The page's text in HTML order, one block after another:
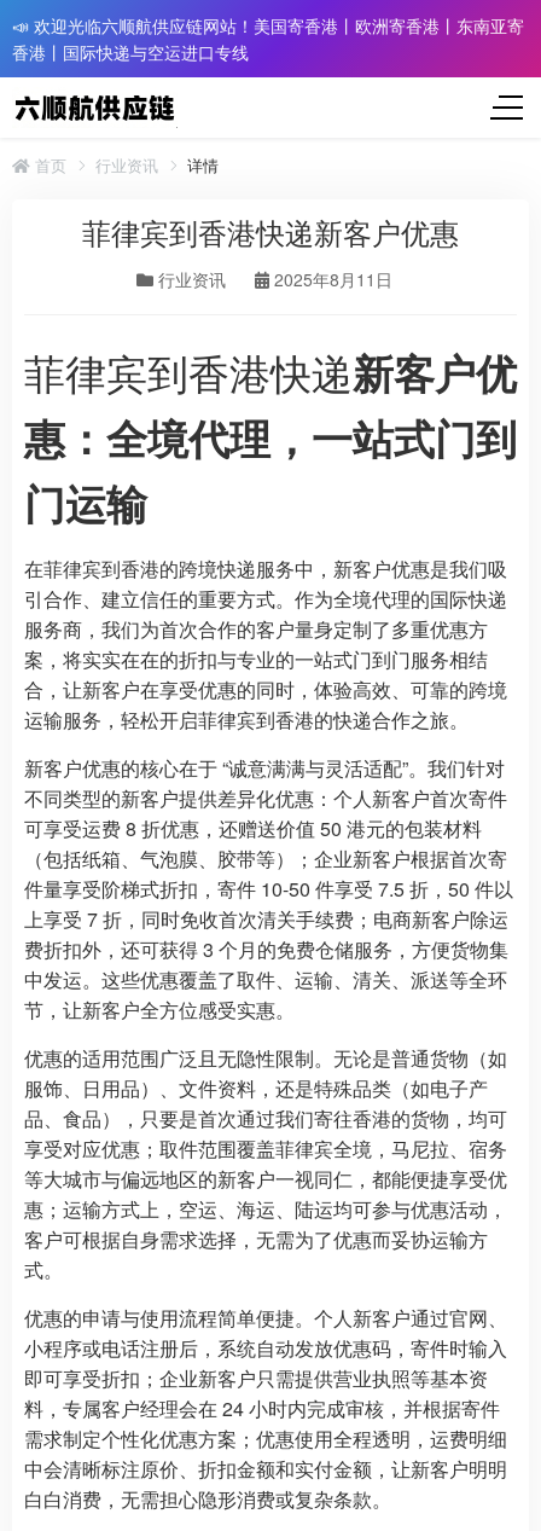
📣 欢迎光临六顺航供应链网站！美国寄香港丨欧洲寄香港丨东南亚寄
香港丨国际快递与空运进口专线
首页 行业资讯 详情
菲律宾到香港快递新客户优惠
行业资讯 2025年8月11日
菲律宾到香港快递新客户优
惠：全境代理，一站式门到
门运输
在菲律宾到香港的跨境快递服务中，新客户优惠是我们吸
引合作、建立信任的重要方式。作为全境代理的国际快递
服务商，我们为首次合作的客户量身定制了多重优惠方
案，将实实在在的折扣与专业的一站式门到门服务相结
合，让新客户在享受优惠的同时，体验高效、可靠的跨境
运输服务，轻松开启菲律宾到香港的快递合作之旅。
新客户优惠的核心在于 “诚意满满与灵活适配”。我们针对
不同类型的新客户提供差异化优惠：个人新客户首次寄件
可享受运费 8 折优惠，还赠送价值 50 港元的包装材料
（包括纸箱、气泡膜、胶带等）；企业新客户根据首次寄
件量享受阶梯式折扣，寄件 10-50 件享受 7.5 折，50 件以
上享受 7 折，同时免收首次清关手续费；电商新客户除运
费折扣外，还可获得 3 个月的免费仓储服务，方便货物集
中发运。这些优惠覆盖了取件、运输、清关、派送等全环
节，让新客户全方位感受实惠。
优惠的适用范围广泛且无隐性限制。无论是普通货物（如
服饰、日用品）、文件资料，还是特殊品类（如电子产
品、食品），只要是首次通过我们寄往香港的货物，均可
享受对应优惠；取件范围覆盖菲律宾全境，马尼拉、宿务
等大城市与偏远地区的新客户一视同仁，都能便捷享受优
惠；运输方式上，空运、海运、陆运均可参与优惠活动，
客户可根据自身需求选择，无需为了优惠而妥协运输方
式。
优惠的申请与使用流程简单便捷。个人新客户通过官网、
小程序或电话注册后，系统自动发放优惠码，寄件时输入
即可享受折扣；企业新客户只需提供营业执照等基本资
料，专属客户经理会在 24 小时内完成审核，并根据寄件
需求制定个性化优惠方案；优惠使用全程透明，运费明细
中会清晰标注原价、折扣金额和实付金额，让新客户明明
白白消费，无需担心隐形消费或复杂条款。